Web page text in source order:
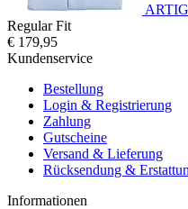
Regular Fit
€ 179,95
Kundenservice
Bestellung
Login & Registrierung
Zahlung
Gutscheine
Versand & Lieferung
Rücksendung &
Informationen